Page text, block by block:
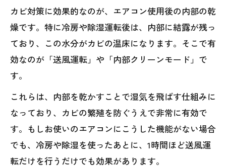
カビ対策に効果的なのが、エアコン使用後の内部の乾
燥です。特に冷房や除湿運転後は、内部に結露が残っ
ており、この水分がカビの温床になります。そこで有
効なのが「送風運転」や「内部クリーンモード」で
す。
これらは、内部を乾かすことで湿気を飛ばす仕組みに
なっており、カビの繁殖を防ぐうえで非常に有効で
す。もしお使いのエアコンにこうした機能がない場合
でも、冷房や除湿を使ったあとに、1時間ほど送風運
転だけを行うだけでも効果があります。